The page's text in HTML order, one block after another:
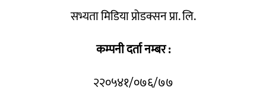
सभ्यता मिडिया प्रोडक्सन प्रा. लि.
कम्पनी दर्ता नम्बर :
२२०५४१/०७६/७७